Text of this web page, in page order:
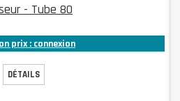
- Tube 80
prix : connexion
DÉTAILS